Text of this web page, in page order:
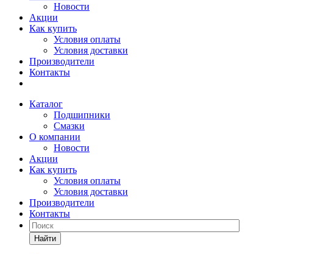
Новости
Акции
Как купить
Условия оплаты
Условия доставки
Производители
Контакты
Каталог
Подшипники
Смазки
О компании
Новости
Акции
Как купить
Условия оплаты
Условия доставки
Производители
Контакты
Найти